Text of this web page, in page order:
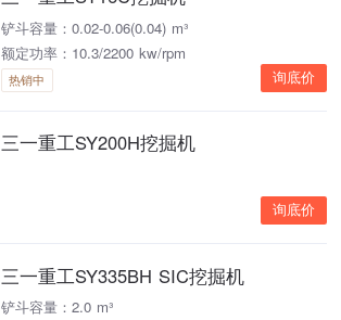
铲斗容量：0.02-0.06(0.04) m³
额定功率：10.3/2200 kw/rpm
热销中 询底价
三一重工SY200H挖掘机
询底价
三一重工SY335BH SIC挖掘机
铲斗容量：2.0 m³